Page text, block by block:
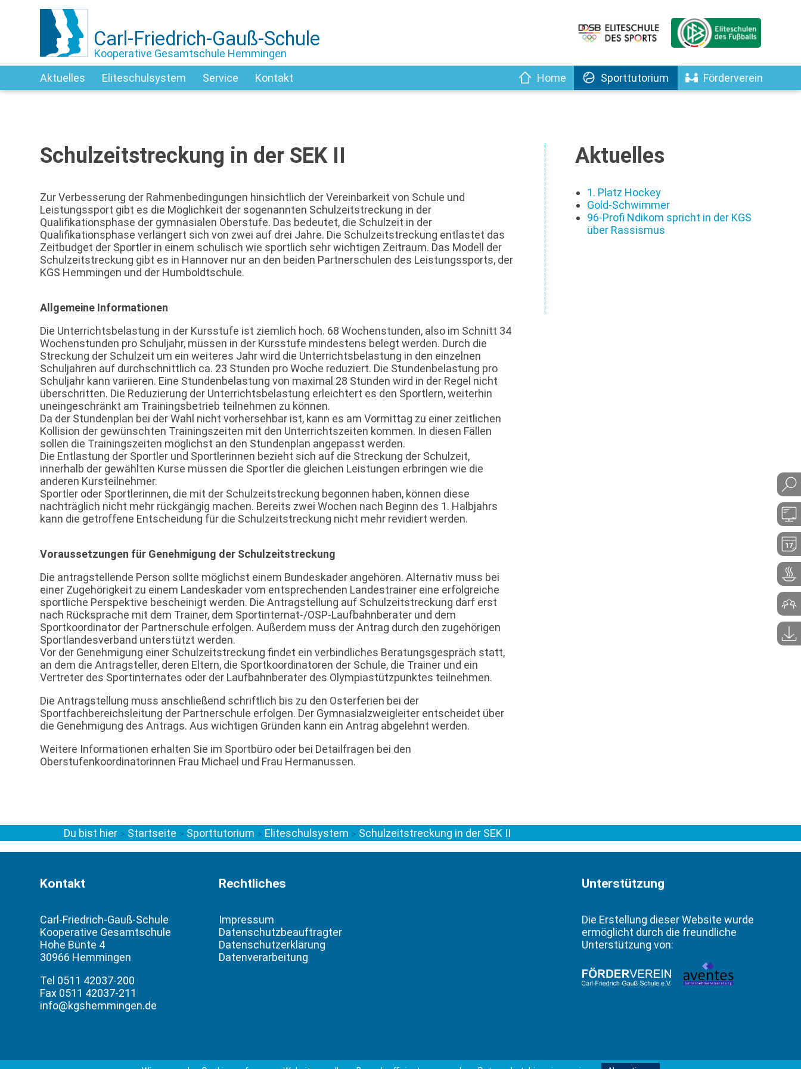
Carl-Friedrich-Gauß-Schule
Kooperative Gesamtschule Hemmingen
Home
Sporttutorium Förderverein
Aktuelles Eliteschulsystem Service Kontakt
Schulzeitstreckung in der SEK II
Zur Verbesserung der Rahmenbedingungen hinsichtlich der Vereinbarkeit von Schule und
Leistungssport gibt es die Möglichkeit der sogenannten Schulzeitstreckung in der
Qualifikationsphase der gymnasialen Oberstufe. Das bedeutet, die Schulzeit in der
Qualifikationsphase verlängert sich von zwei auf drei Jahre. Die Schulzeitstreckung entlastet das
Zeitbudget der Sportler in einem schulisch wie sportlich sehr wichtigen Zeitraum. Das Modell der
Schulzeitstreckung gibt es in Hannover nur an den beiden Partnerschulen des Leistungssports, der
KGS Hemmingen und der Humboldtschule.
Allgemeine Informationen
Die Unterrichtsbelastung in der Kursstufe ist ziemlich hoch. 68 Wochenstunden, also im Schnitt 34
Wochenstunden pro Schuljahr, müssen in der Kursstufe mindestens belegt werden. Durch die
Streckung der Schulzeit um ein weiteres Jahr wird die Unterrichtsbelastung in den einzelnen
Schuljahren auf durchschnittlich ca. 23 Stunden pro Woche reduziert. Die Stundenbelastung pro
Schuljahr kann variieren. Eine Stundenbelastung von maximal 28 Stunden wird in der Regel nicht
überschritten. Die Reduzierung der Unterrichtsbelastung erleichtert es den Sportlern, weiterhin
uneingeschränkt am Trainingsbetrieb teilnehmen zu können.
Da der Stundenplan bei der Wahl nicht vorhersehbar ist, kann es am Vormittag zu einer zeitlichen
Kollision der gewünschten Trainingszeiten mit den Unterrichtszeiten kommen. In diesen Fällen
sollen die Trainingszeiten möglichst an den Stundenplan angepasst werden.
Die Entlastung der Sportler und Sportlerinnen bezieht sich auf die Streckung der Schulzeit,
innerhalb der gewählten Kurse müssen die Sportler die gleichen Leistungen erbringen wie die
anderen Kursteilnehmer.
Sportler oder Sportlerinnen, die mit der Schulzeitstreckung begonnen haben, können diese
nachträglich nicht mehr rückgängig machen. Bereits zwei Wochen nach Beginn des 1. Halbjahrs
kann die getroffene Entscheidung für die Schulzeitstreckung nicht mehr revidiert werden.
Voraussetzungen für Genehmigung der Schulzeitstreckung
Die antragstellende Person sollte möglichst einem Bundeskader angehören. Alternativ muss bei
einer Zugehörigkeit zu einem Landeskader vom entsprechenden Landestrainer eine erfolgreiche
sportliche Perspektive bescheinigt werden. Die Antragstellung auf Schulzeitstreckung darf erst
nach Rücksprache mit dem Trainer, dem Sportinternat-/OSP-Laufbahnberater und dem
Sportkoordinator der Partnerschule erfolgen. Außerdem muss der Antrag durch den zugehörigen
Sportlandesverband unterstützt werden.
Vor der Genehmigung einer Schulzeitstreckung findet ein verbindliches Beratungsgespräch statt,
an dem die Antragsteller, deren Eltern, die Sportkoordinatoren der Schule, die Trainer und ein
Vertreter des Sportinternates oder der Laufbahnberater des Olympiastützpunktes teilnehmen.
Die Antragstellung muss anschließend schriftlich bis zu den Osterferien bei der
Sportfachbereichsleitung der Partnerschule erfolgen. Der Gymnasialzweigleiter entscheidet über
die Genehmigung des Antrags. Aus wichtigen Gründen kann ein Antrag abgelehnt werden.
Weitere Informationen erhalten Sie im Sportbüro oder bei Detailfragen bei den
Oberstufenkoordinatorinnen Frau Michael und Frau Hermanussen.
Aktuelles
1. Platz Hockey
Gold-Schwimmer
96-Profi Ndikom spricht in der KGS
über Rassismus
Du bist hier > Startseite > Sporttutorium > Eliteschulsystem > Schulzeitstreckung in der SEK II
Kontakt
Carl-Friedrich-Gauß-Schule
Kooperative Gesamtschule
Hohe Bünte 4
30966 Hemmingen
Tel 0511 42037-200
Fax 0511 42037-211
info@kgshemmingen.de
Rechtliches
Impressum
Datenschutzbeauftragter
Datenschutzerklärung
Datenverarbeitung
Unterstützung
Die Erstellung dieser Website wurde
ermöglicht durch die freundliche
Unterstützung von: